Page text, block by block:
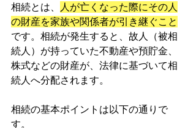
相続とは、
人が亡くなった際にその人
の財産を家族や関係者が引き継ぐこと
です。相続が発生すると、故人（被相
続人）が持っていた不動産や預貯金、
株式などの財産が、法律に基づいて相
続人へ分配されます。
相続の基本ポイントは以下の通りで
す。